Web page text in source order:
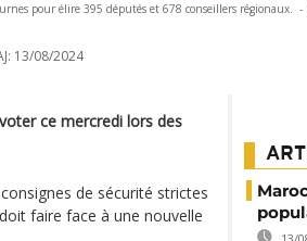
pour élire 395 députés et 678 conseillers régionaux. -
13/08/2024
ce mercredi lors des
de sécurité strictes
faire face à une nouvelle